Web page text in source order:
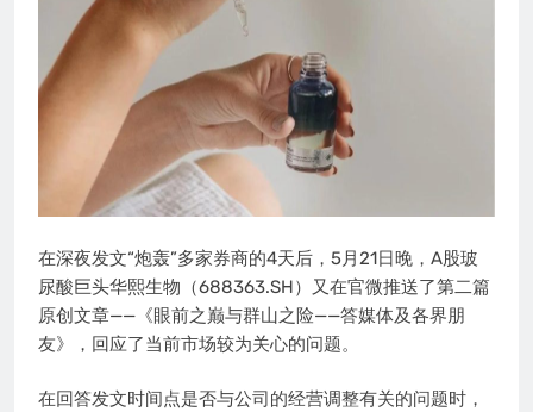
在深夜发文“炮轰”多家券商的4天后，5月21日晚，A股玻
尿酸巨头华熙生物（688363.SH）又在官微推送了第二篇
原创文章——《眼前之巅与群山之险——答媒体及各界朋
友》，回应了当前市场较为关心的问题。
在回答发文时间点是否与公司的经营调整有关的问题时，